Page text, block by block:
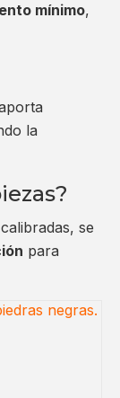
mínimo,
la
se
para